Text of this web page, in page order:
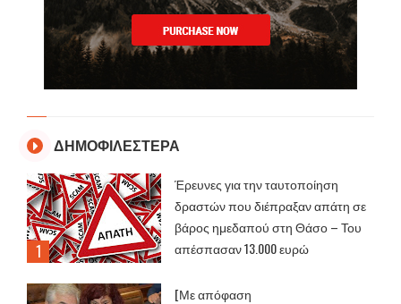
ΔΗΜΟΦΙΛΕΣΤΕΡΑ
Έρευνες για την ταυτοποίηση
δραστών που διέπραξαν απάτη σε
βάρος ημεδαπού στη Θάσο – Του
απέσπασαν 13.000 ευρώ
[Με απόφαση